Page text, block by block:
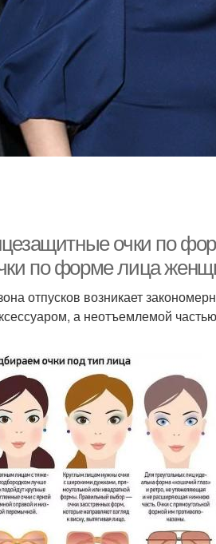
очки по
по форме лица
отпусков возникает
а неотъемлемой